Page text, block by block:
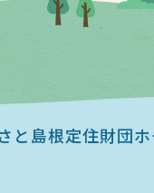
と島根定住財団ホ